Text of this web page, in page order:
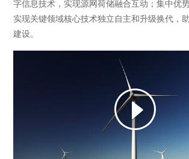
字信息技术，实现源网荷储融合互动；集中优
实现关键领域核心技术独立自主和升级换代，
建设。